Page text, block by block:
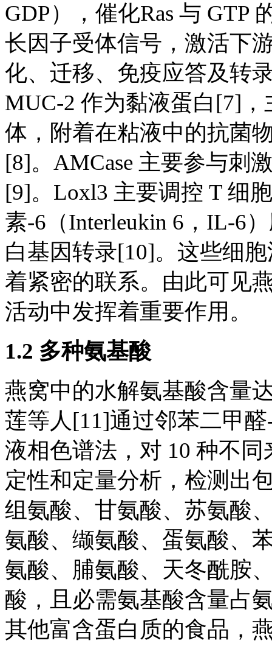
GDP），催化Ras 与 GTP
长因子受体信号，激活下
化、迁移、免疫应答及转
MUC-2 作为黏液蛋白[7]
体，附着在粘液中的抗菌
[8]。AMCase 主要参与刺
[9]。Loxl3 主要调控 T 细
素-6（Interleukin 6，IL-6
白基因转录[10]。这些细
着紧密的联系。由此可见
活动中发挥着重要作用。
1.2 多种氨基酸
燕窝中的水解氨基酸含量
莲等人[11]通过邻苯二甲
液相色谱法，对 10 种不
定性和定量分析，检测出
组氨酸、甘氨酸、苏氨酸
氨酸、缬氨酸、蛋氨酸、
氨酸、脯氨酸、天冬酰胺
酸，且必需氨基酸含量占
其他富含蛋白质的食品，